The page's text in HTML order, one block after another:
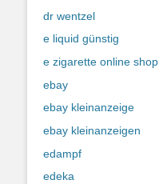
dr wentzel
e liquid günstig
e zigarette online shop
ebay
ebay kleinanzeige
ebay kleinanzeigen
edampf
edeka